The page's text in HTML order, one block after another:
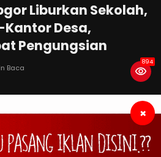
Liburkan Sekolah,
Desa,
Pengungsian
Baca
894
×